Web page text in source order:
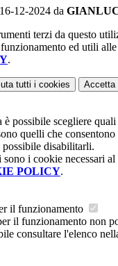
12-2024 da
terzi da questo
ed utili
.
tutti i cookies Accetta
è possibile scegliere
quelli che
disabilitarli.
sono i cookie necessari
POLICY.
il funzionamento
il funzionamento non
consultare l'elenco